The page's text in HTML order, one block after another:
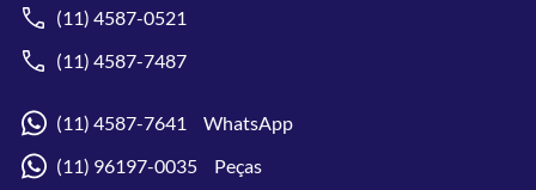
(11) 4587-0521
(11) 4587-7487
(11) 4587-7641 WhatsApp
(11) 96197-0035 Peças